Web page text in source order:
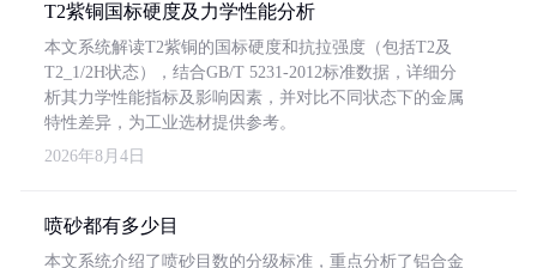
T2紫铜国标硬度及力学性能分析
本文系统解读T2紫铜的国标硬度和抗拉强度（包括T2及
T2_1/2H状态），结合GB/T 5231-2012标准数据，详细分
析其力学性能指标及影响因素，并对比不同状态下的金属
特性差异，为工业选材提供参考。
2026年8月4日
喷砂都有多少目
本文系统介绍了喷砂目数的分级标准，重点分析了铝合金